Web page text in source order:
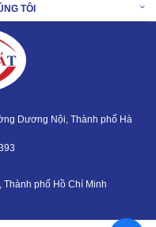
kiệm đáng kể điện năng
công nghiệp Palada
công nghiệp Palada
TÔI
Dương Nội, Thành phố Hà
phố Hồ Chí Minh